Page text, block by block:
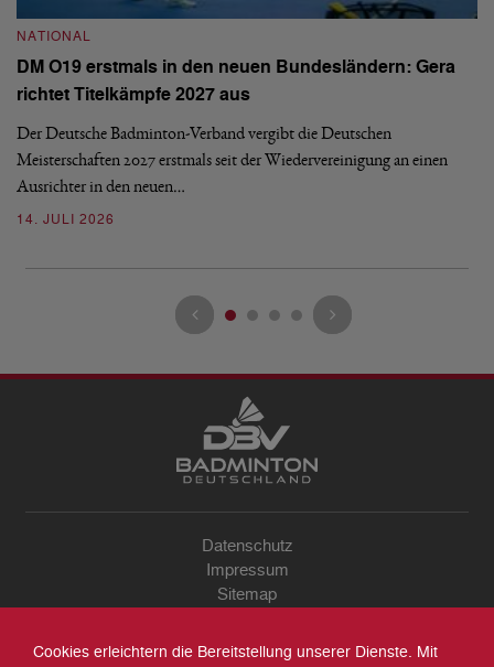
NATIONAL
DM O19 erstmals in den neuen Bundesländern: Gera
richtet Titelkämpfe 2027 aus
Der Deutsche Badminton-Verband vergibt die Deutschen
Meisterschaften 2027 erstmals seit der Wiedervereinigung an einen
Ausrichter in den neuen…
14. JULI 2026
Datenschutz
Impressum
Sitemap
Archiv
Cookies erleichtern die Bereitstellung unserer Dienste. Mit